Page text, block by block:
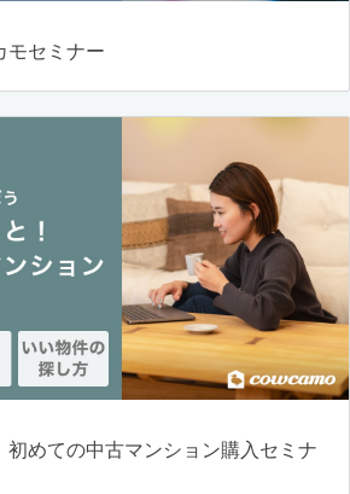
モセミナー
初めての中古マンション購入セミナ